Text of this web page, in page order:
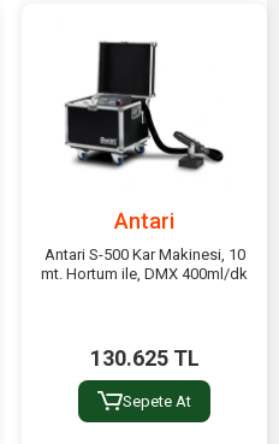
Antari
Antari S-500 Kar Makinesi, 10
mt. Hortum ile, DMX 400ml/dk
130.625 TL
Sepete At